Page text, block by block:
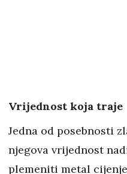
Vrijednost koja traje
Jedna od posebnosti
njegova vrijednost
plemeniti metal